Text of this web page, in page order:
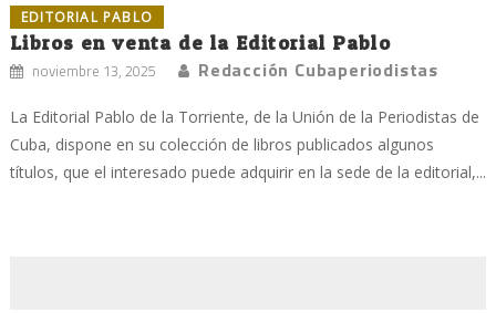
EDITORIAL PABLO
Libros en venta de la Editorial Pablo
noviembre 13, 2025 Redacción Cubaperiodistas
La Editorial Pablo de la Torriente, de la Unión de la Periodistas de
Cuba, dispone en su colección de libros publicados algunos
títulos, que el interesado puede adquirir en la sede de la editorial,...